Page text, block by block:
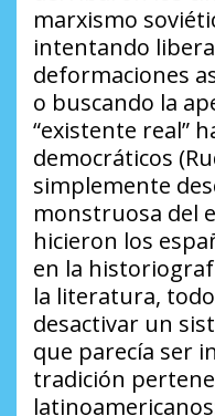
marxismo
intentando
deformaciones
o buscando la
“existente real”
democráticos
simplemente
monstruosa del
hicieron los
en la
la literatura,
desactivar un
que parecía ser
tradición